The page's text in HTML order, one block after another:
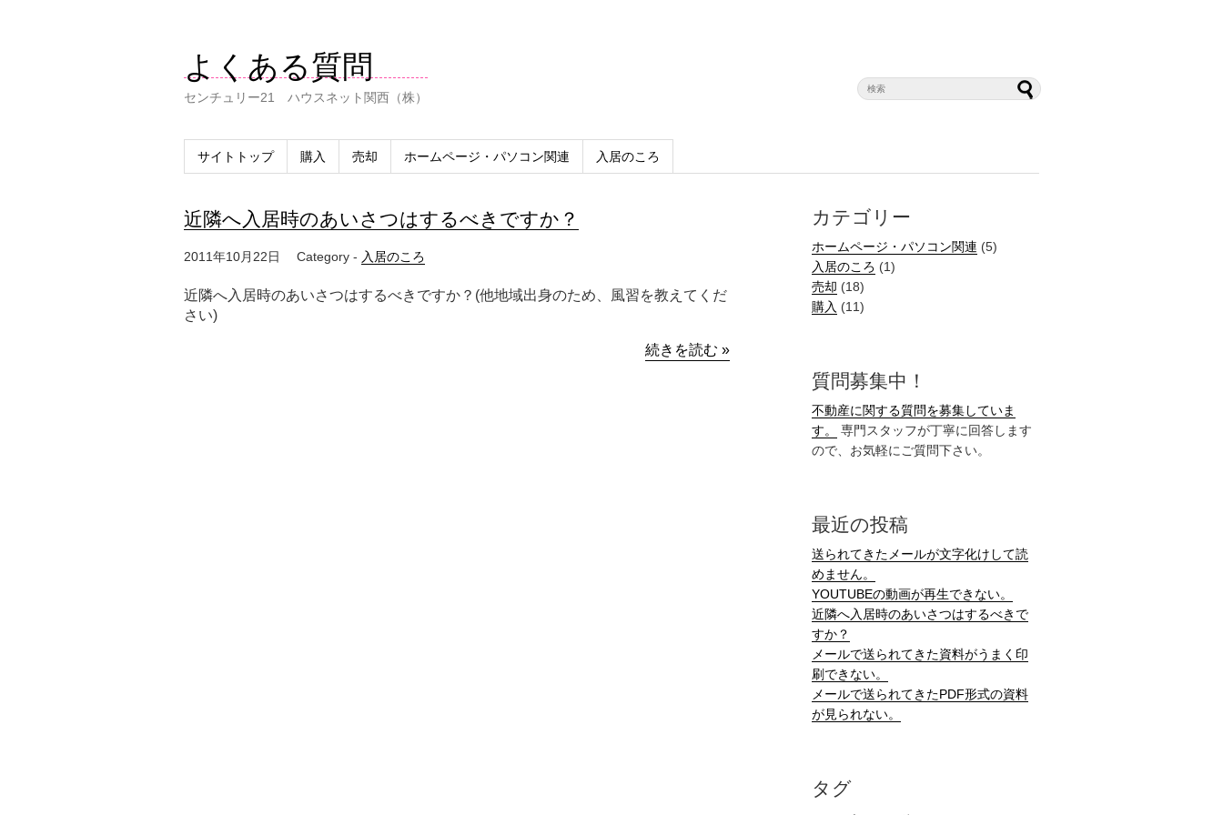
よくある質問
センチュリー21 ハウスネット関西（株）
サイトトップ 購入 売却 ホームページ・パソコン関連 入居のころ
近隣へ入居時のあいさつはするべきですか？
2011年10月22日 Category - 入居のころ
近隣へ入居時のあいさつはするべきですか？(他地域出身のため、風習を教えてくだ
さい)
続きを読む »
カテゴリー
ホームページ・パソコン関連 (5)
入居のころ (1)
売却 (18)
購入 (11)
質問募集中！
不動産に関する質問を募集していま
す。
専門スタッフが丁寧に回答します
ので、お気軽にご質問下さい。
最近の投稿
送られてきたメールが文字化けして読
めません。
YOUTUBEの動画が再生できない。
近隣へ入居時のあいさつはするべきで
すか？
メールで送られてきた資料がうまく印
刷できない。
メールで送られてきたPDF形式の資料
が見られない。
タグ